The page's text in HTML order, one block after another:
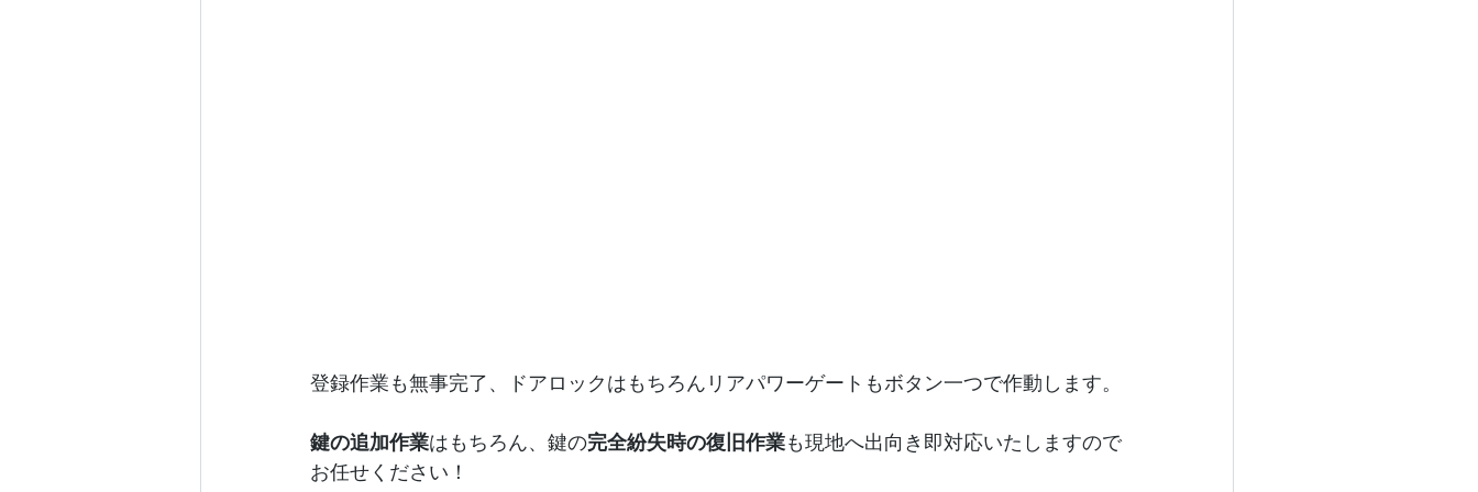
登録作業も無事完了、ドアロックはもちろんリアパワーゲートもボタン一つで作動します。
鍵の追加作業はもちろん、鍵の完全紛失時の復旧作業も現地へ出向き即対応いたしますので
お任せください！